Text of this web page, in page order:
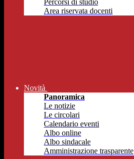
Percorsi di studio
Area riservata docenti
Novità
Panoramica
Le notizie
Le circolari
Calendario eventi
Albo online
Albo sindacale
Amministrazione trasparente